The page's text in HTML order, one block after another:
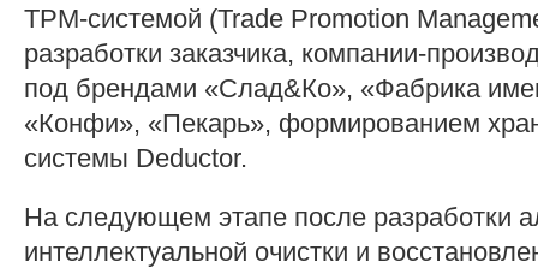
TPM-системой (Trade Promotion
разработки заказчика, компании-
под брендами «Слад&Ко», «Фабрика
«Конфи», «Пекарь», формированием
системы Deductor.
На следующем этапе после разработки
интеллектуальной очистки и